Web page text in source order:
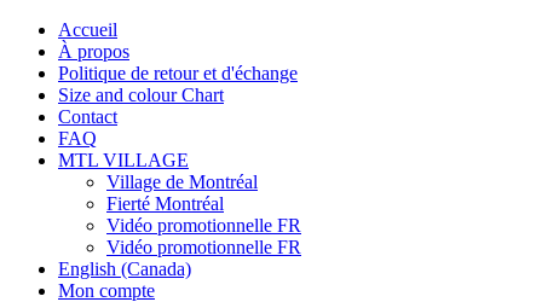
Skip
content
Facebook
Instagram
Tiktok Accueil
À propos
Politique de retour et d'échange
Size and colour Chart
Contact
FAQ
MTL VILLAGE
Village de Montréal
Fierté Montréal
Vidéo promotionnelle FR
Vidéo promotionnelle FR
English (Canada)
Mon compte